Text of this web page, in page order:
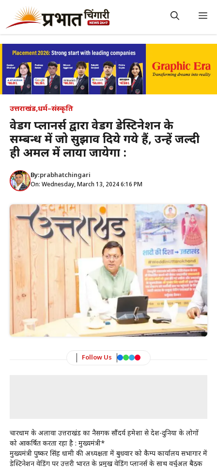
content
उत्तराखंड,धर्म–संस्कृति
वेडिंग प्लानर्स द्वारा वेडिंग डेस्टिनेशन के
सम्बन्ध में जो सुझाव दिये गये हैं, उन्हें जल्दी
ही अमल में लाया जायेगा :
By:prabhatchingari
On: Wednesday, March 13, 2024 6:16 PM
Follow Us
चारधाम के अलावा उत्तराखंड का नैसर्गिक सौंदर्य हमेशा से देश-दुनिया के लोगों
को आकर्षित करता रहा है : मुख्यमंत्री*
मुख्यमंत्री पुष्कर सिंह धामी की अध्यक्षता में बुधवार को कैम्प कार्यालय सभागार में
डेस्टिनेशन वेडिंग पर उत्तरी भारत के प्रमुख वेडिंग प्लानर्स के साथ वर्चुअल बैठक